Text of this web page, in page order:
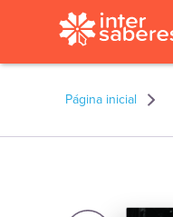
Página inicial